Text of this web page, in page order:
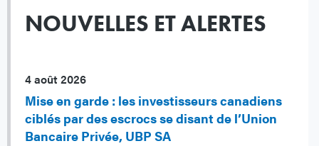
NOUVELLES ET ALERTES
4 août 2026
Mise en garde : les investisseurs canadiens
ciblés par des escrocs se disant de l’Union
Bancaire Privée, UBP SA